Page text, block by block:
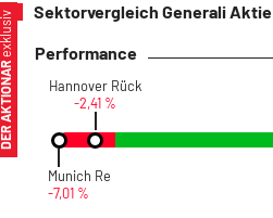
Sektorvergleich Generali Aktie
Performance
Munich Re
-7,01 %
Hannover Rück
-2,41 %